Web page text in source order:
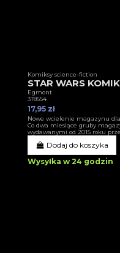
Komiksy science-fiction
STAR WARS
Egmont
3T8654
17,95 zł
Nowe wcielenie magazynu
Co dwa miesiące gruby
wydawanymi od 2015 roku
Dodaj do koszyka
Wysyłka w 24 godzin